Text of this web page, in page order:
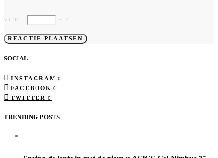
VIJF − = 2
SOCIAL
INSTAGRAM 0
FACEBOOK 0
TWITTER 0
TRENDING POSTS